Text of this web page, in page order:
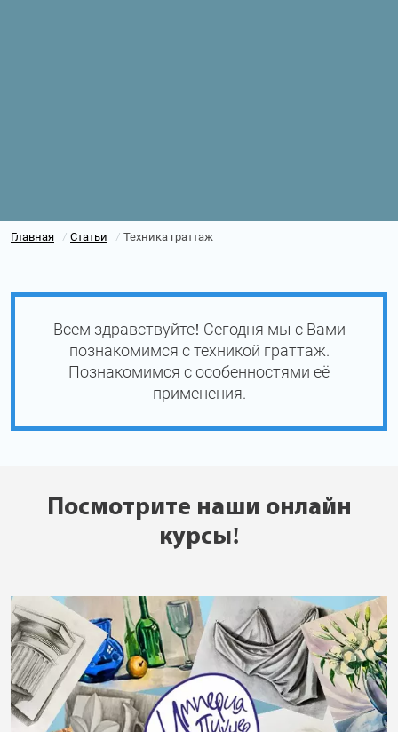
Главная / Статьи / Техника граттаж
Всем здравствуйте! Сегодня мы с Вами
познакомимся с техникой граттаж.
Познакомимся с особенностями её
применения.
Посмотрите наши онлайн
курсы!